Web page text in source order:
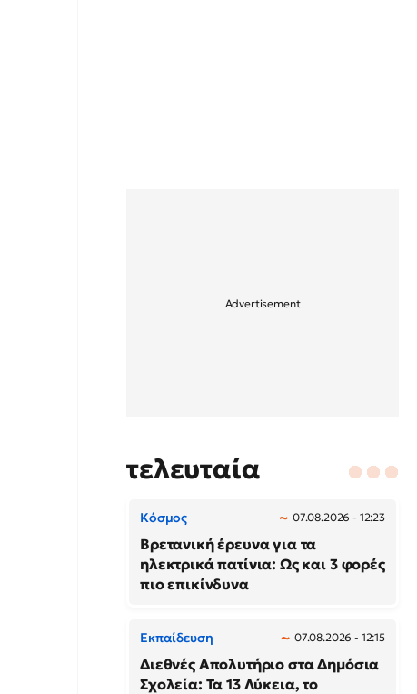
τελευταία
Κόσμος 07.08.2026 - 12:23
Βρετανική έρευνα για τα
ηλεκτρικά πατίνια: Ως και 3 φορές
πιο επικίνδυνα
Εκπαίδευση 07.08.2026 - 12:15
Διεθνές Απολυτήριο στα Δημόσια
Σχολεία: Τα 13 Λύκεια, το